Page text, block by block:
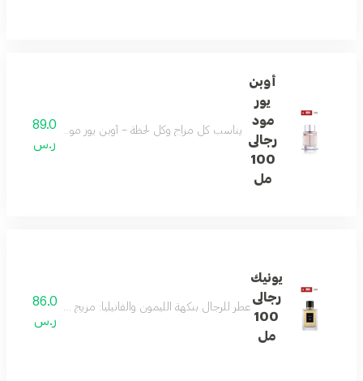
أوبن
يور
مود
رجالى
100
مل
يناسب كل مزاج وكل لحظة – أوبن يور مود يمزج89.0
ر.س
يونيك
رجالى
100
مل
عطر للرجال بنكهة الليمون والفانيليا: مزيج أنيق من
86.0
ر.س